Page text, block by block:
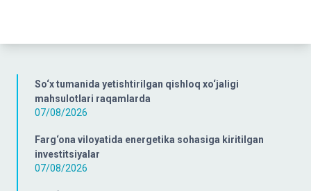
So‘x tumanida yetishtirilgan qishloq xo‘jaligi
mahsulotlari raqamlarda
07/08/2026
Farg‘ona viloyatida energetika sohasiga kiritilgan
investitsiyalar
07/08/2026